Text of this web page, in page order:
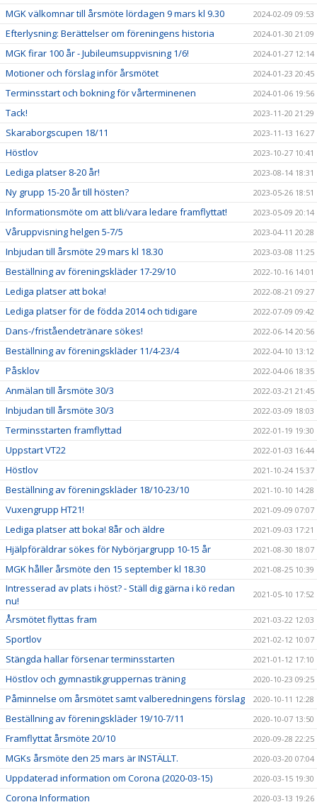
MGK välkomnar till årsmöte lördagen 9 mars kl 9.30 2024-02-09 09:53
Efterlysning: Berättelser om föreningens historia 2024-01-30 21:09
MGK firar 100 år - Jubileumsuppvisning 1/6! 2024-01-27 12:14
Motioner och förslag inför årsmötet 2024-01-23 20:45
Terminsstart och bokning för vårterminenen 2024-01-06 19:56
Tack! 2023-11-20 21:29
Skaraborgscupen 18/11 2023-11-13 16:27
Höstlov 2023-10-27 10:41
Lediga platser 8-20 år! 2023-08-14 18:31
Ny grupp 15-20 år till hösten? 2023-05-26 18:51
Informationsmöte om att bli/vara ledare framflyttat! 2023-05-09 20:14
Våruppvisning helgen 5-7/5 2023-04-11 20:28
Inbjudan till årsmöte 29 mars kl 18.30 2023-03-08 11:25
Beställning av föreningskläder 17-29/10 2022-10-16 14:01
Lediga platser att boka! 2022-08-21 09:27
Lediga platser för de födda 2014 och tidigare 2022-07-09 09:42
Dans-/friståendetränare sökes! 2022-06-14 20:56
Beställning av föreningskläder 11/4-23/4 2022-04-10 13:12
Påsklov 2022-04-06 18:35
Anmälan till årsmöte 30/3 2022-03-21 21:45
Inbjudan till årsmöte 30/3 2022-03-09 18:03
Terminsstarten framflyttad 2022-01-19 19:30
Uppstart VT22 2022-01-03 16:44
Höstlov 2021-10-24 15:37
Beställning av föreningskläder 18/10-23/10 2021-10-10 14:28
Vuxengrupp HT21! 2021-09-09 07:07
Lediga platser att boka! 8år och äldre 2021-09-03 17:21
Hjälpföräldrar sökes för Nybörjargrupp 10-15 år 2021-08-30 18:07
MGK håller årsmöte den 15 september kl 18.30 2021-08-25 10:39
Intresserad av plats i höst? - Ställ dig gärna i kö redan
nu!
2021-05-10 17:52
Årsmötet flyttas fram 2021-03-22 12:03
Sportlov 2021-02-12 10:07
Stängda hallar försenar terminsstarten 2021-01-12 17:10
Höstlov och gymnastikgruppernas träning 2020-10-23 09:25
Påminnelse om årsmötet samt valberedningens förslag 2020-10-11 12:28
Beställning av föreningskläder 19/10-7/11 2020-10-07 13:50
Framflyttat årsmöte 20/10 2020-09-28 22:25
MGKs årsmöte den 25 mars är INSTÄLLT. 2020-03-20 07:04
Uppdaterad information om Corona (2020-03-15) 2020-03-15 19:30
Corona Information 2020-03-13 19:26